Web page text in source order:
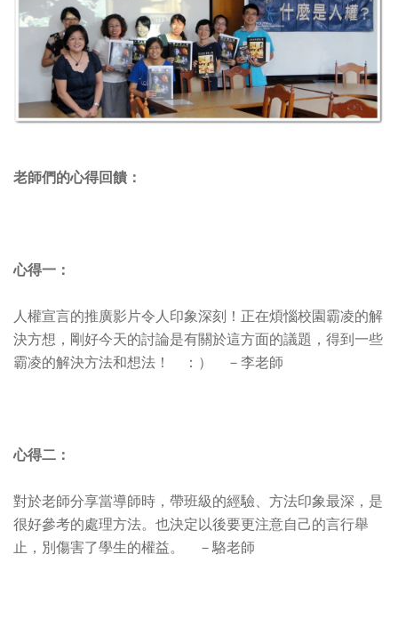
老師們的心得回饋：
心得一：
人權宣言的推廣影片令人印象深刻！正在煩惱校園霸凌的解
決方想，剛好今天的討論是有關於這方面的議題，得到一些
霸凌的解決方法和想法！ ：） －李老師
心得二：
對於老師分享當導師時，帶班級的經驗、方法印象最深，是
很好參考的處理方法。也決定以後要更注意自己的言行舉
止，別傷害了學生的權益。 －駱老師